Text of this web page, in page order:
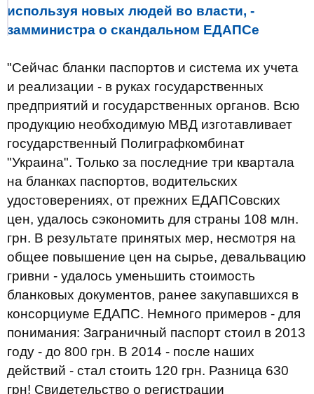
используя новых людей во власти, -
замминистра о скандальном ЕДАПСе
"Сейчас бланки паспортов и система их учета
и реализации - в руках государственных
предприятий и государственных органов. Всю
продукцию необходимую МВД изготавливает
государственный Полиграфкомбинат
"Украина". Только за последние три квартала
на бланках паспортов, водительских
удостоверениях, от прежних ЕДАПСовских
цен, удалось сэкономить для страны 108 млн.
грн. В результате принятых мер, несмотря на
общее повышение цен на сырье, девальвацию
гривни - удалось уменьшить стоимость
бланковых документов, ранее закупавшихся в
консорциуме ЕДАПС. Немного примеров - для
понимания: Заграничный паспорт стоил в 2013
году - до 800 грн. В 2014 - после наших
действий - стал стоить 120 грн. Разница 630
грн! Свидетельство о регистрации